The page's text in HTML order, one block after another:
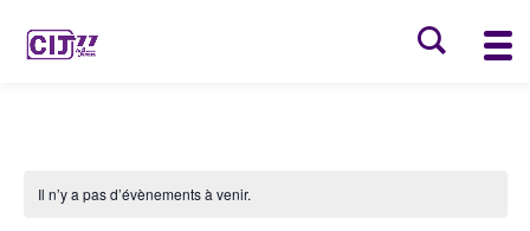
Il n’y a pas d’évènements à venir.